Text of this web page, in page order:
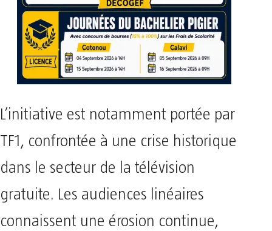
L’initiative est notamment portée par
TF1, confrontée à une crise historique
dans le secteur de la télévision
gratuite. Les audiences linéaires
connaissent une érosion continue,